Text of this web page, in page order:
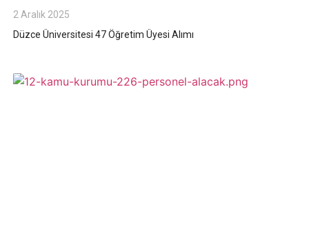
2 Aralık 2025
Düzce Üniversitesi 47 Öğretim Üyesi Alımı